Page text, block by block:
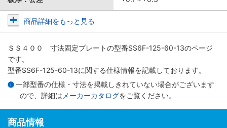
商品詳細をもっと見る
ＳＳ４００ 寸法固定プレートの型番SS6F-125-60-13のページ
です。
型番SS6F-125-60-13に関する仕様情報を記載しております。
一部型番の仕様・寸法を掲載しきれていない場合がございます
ので、詳細は メーカーカタログをご覧ください。
商品情報